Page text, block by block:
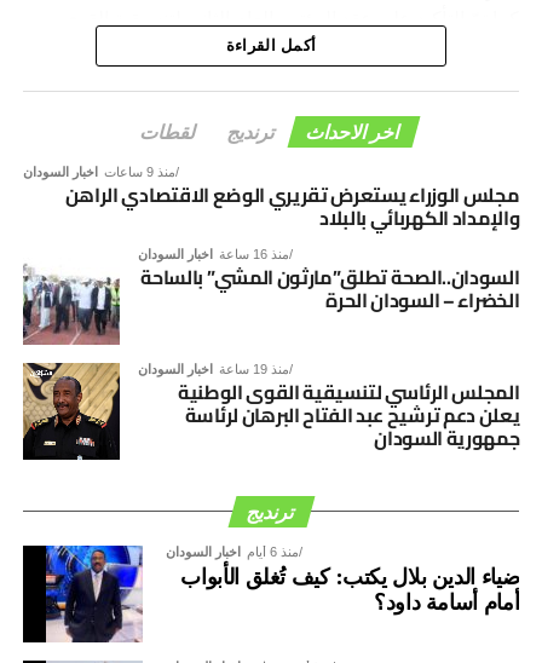
الوطنية بمدينة الخرطوم خلال الفترة المقبلة.
وأكد المجلس الرئاسي، أن هذه القرارات تأتي في إطار رؤية
التنسيقية الرامية إلى دعم الاستقرار السياسي، وترسيخ
السوداني، بما يفضي إلى توافق وطني شامل يؤسس لمرحلة
جديدة من الأمن والاستقرار والتنمية.
أكمل القراءة
اخر الاحداث ترنديج لقطات
اخبار السودان منذ 9 ساعات
مجلس الوزراء يستعرض تقريري الوضع الاقتصادي الراهن
والإمداد الكهربائي بالبلاد
اخبار السودان منذ 16 ساعة
السودان..الصحة تطلق”مارثون المشي” بالساحة
الخضراء – السودان الحرة
اخبار السودان منذ 19 ساعة
المجلس الرئاسي لتنسيقية القوى الوطنية
يعلن دعم ترشيح عبد الفتاح البرهان لرئاسة
جمهورية السودان
ترنديج
اخبار السودان منذ 6 أيام
ضياء الدين بلال يكتب: كيف تُغلق الأبواب
أمام أسامة داود؟